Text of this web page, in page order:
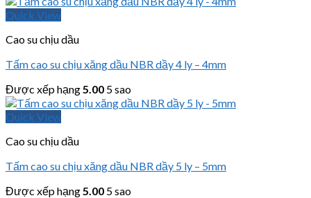
Quick View
Cao su chịu dầu
Tấm cao su chịu xăng dầu NBR dầy 4 ly – 4mm
Được xếp hạng5.00 5 sao
Quick View
Cao su chịu dầu
Tấm cao su chịu xăng dầu NBR dầy 5 ly – 5mm
Được xếp hạng5.00 5 sao